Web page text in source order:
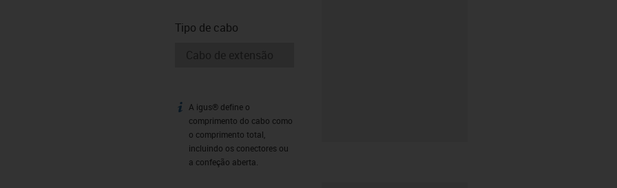
Tipo de cabo
igus-icon-info
A igus® define o
comprimento do cabo como
o comprimento total,
incluindo os conectores ou
a confeção aberta.